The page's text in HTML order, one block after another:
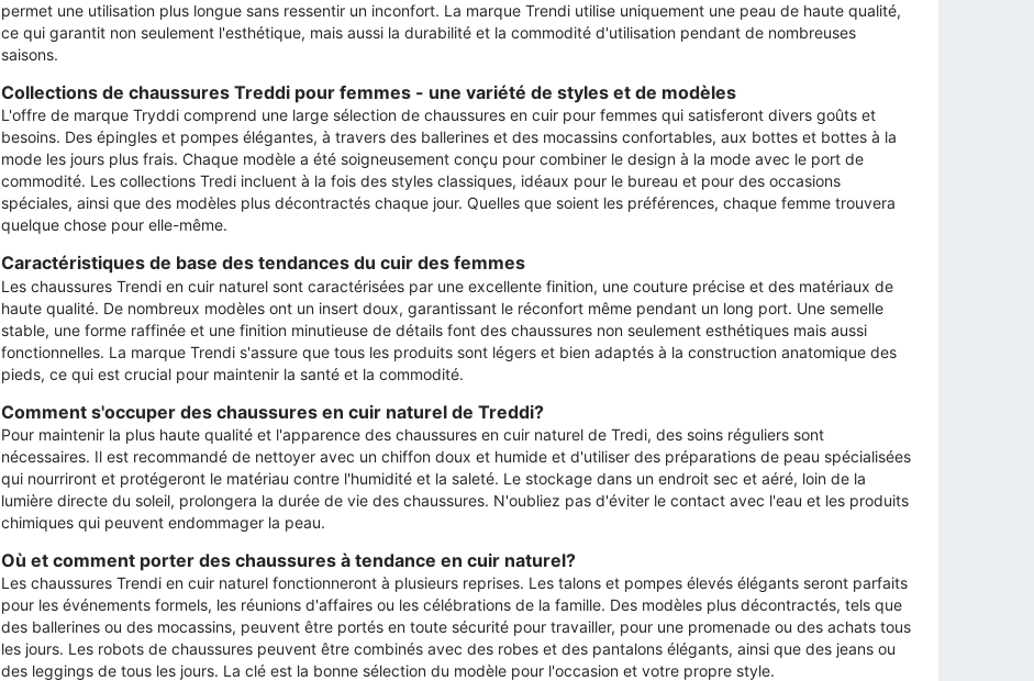
permet une utilisation plus longue sans ressentir un inconfort. La marque Trendi utilise uniquement une peau de haute qualité,
ce qui garantit non seulement l'esthétique, mais aussi la durabilité et la commodité d'utilisation pendant de nombreuses
saisons.
Collections de chaussures Treddi pour femmes - une variété de styles et de modèles
L'offre de marque Tryddi comprend une large sélection de chaussures en cuir pour femmes qui satisferont divers goûts et
besoins. Des épingles et pompes élégantes, à travers des ballerines et des mocassins confortables, aux bottes et bottes à la
mode les jours plus frais. Chaque modèle a été soigneusement conçu pour combiner le design à la mode avec le port de
commodité. Les collections Tredi incluent à la fois des styles classiques, idéaux pour le bureau et pour des occasions
spéciales, ainsi que des modèles plus décontractés chaque jour. Quelles que soient les préférences, chaque femme trouvera
quelque chose pour elle-même.
Caractéristiques de base des tendances du cuir des femmes
Les chaussures Trendi en cuir naturel sont caractérisées par une excellente finition, une couture précise et des matériaux de
haute qualité. De nombreux modèles ont un insert doux, garantissant le réconfort même pendant un long port. Une semelle
stable, une forme raffinée et une finition minutieuse de détails font des chaussures non seulement esthétiques mais aussi
fonctionnelles. La marque Trendi s'assure que tous les produits sont légers et bien adaptés à la construction anatomique des
pieds, ce qui est crucial pour maintenir la santé et la commodité.
Comment s'occuper des chaussures en cuir naturel de Treddi?
Pour maintenir la plus haute qualité et l'apparence des chaussures en cuir naturel de Tredi, des soins réguliers sont
nécessaires. Il est recommandé de nettoyer avec un chiffon doux et humide et d'utiliser des préparations de peau spécialisées
qui nourriront et protégeront le matériau contre l'humidité et la saleté. Le stockage dans un endroit sec et aéré, loin de la
lumière directe du soleil, prolongera la durée de vie des chaussures. N'oubliez pas d'éviter le contact avec l'eau et les produits
chimiques qui peuvent endommager la peau.
Où et comment porter des chaussures à tendance en cuir naturel?
Les chaussures Trendi en cuir naturel fonctionneront à plusieurs reprises. Les talons et pompes élevés élégants seront parfaits
pour les événements formels, les réunions d'affaires ou les célébrations de la famille. Des modèles plus décontractés, tels que
des ballerines ou des mocassins, peuvent être portés en toute sécurité pour travailler, pour une promenade ou des achats tous
les jours. Les robots de chaussures peuvent être combinés avec des robes et des pantalons élégants, ainsi que des jeans ou
des leggings de tous les jours. La clé est la bonne sélection du modèle pour l'occasion et votre propre style.